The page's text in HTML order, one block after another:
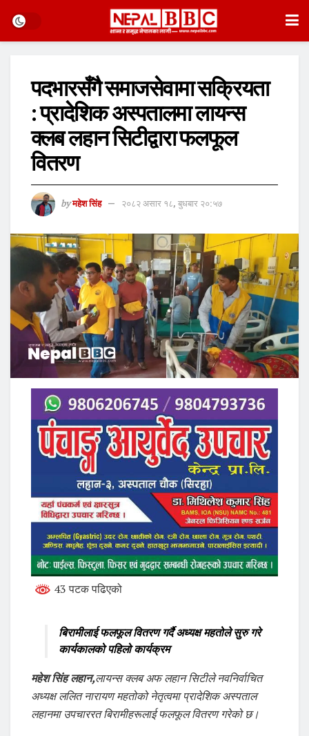
पदभारसँगै समाजसेवामा सक्रियता
: प्रादेशिक अस्पतालमा लायन्स
क्लब लहान सिटीद्वारा फलफूल
वितरण
by महेश सिंह २०८२ असार १८, बुधबार २०:५७
43 पटक पढिएको
बिरामीलाई फलफूल वितरण गर्दै अध्यक्ष महतोले सुरु गरे
कार्यकालको पहिलो कार्यक्रम
महेश सिंह लहान,लायन्स क्लब अफ लहान सिटीले नवनिर्वाचित
अध्यक्ष ललित नारायण महतोको नेतृत्वमा प्रादेशिक अस्पताल
लहानमा उपचाररत बिरामीहरूलाई फलफूल वितरण गरेको छ।